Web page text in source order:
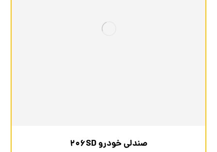
صندلی خودرو 206SD